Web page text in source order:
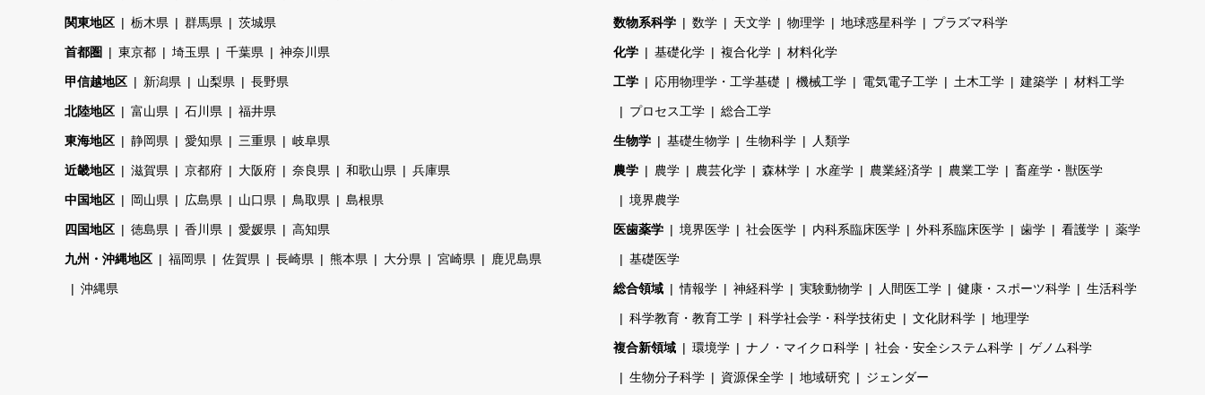
関東地区 栃木県 群馬県 茨城県
首都圏 東京都 埼玉県 千葉県 神奈川県
甲信越地区 新潟県 山梨県 長野県
北陸地区 富山県 石川県 福井県
東海地区 静岡県 愛知県 三重県 岐阜県
近畿地区 滋賀県 京都府 大阪府 奈良県 和歌山県 兵庫県
中国地区 岡山県 広島県 山口県 鳥取県 島根県
四国地区 徳島県 香川県 愛媛県 高知県
九州・沖縄地区 福岡県 佐賀県 長崎県 熊本県 大分県 宮崎県 鹿児島県
沖縄県
数物系科学 数学 天文学 物理学 地球惑星科学 プラズマ科学
化学 基礎化学 複合化学 材料化学
工学 応用物理学・工学基礎 機械工学 電気電子工学 土木工学 建築学 材料工学
プロセス工学 総合工学
生物学 基礎生物学 生物科学 人類学
農学 農学 農芸化学 森林学 水産学 農業経済学 農業工学 畜産学・獣医学
境界農学
医歯薬学 境界医学 社会医学 内科系臨床医学 外科系臨床医学 歯学 看護学 薬学
基礎医学
総合領域 情報学 神経科学 実験動物学 人間医工学 健康・スポーツ科学 生活科学
科学教育・教育工学 科学社会学・科学技術史 文化財科学 地理学
複合新領域 環境学 ナノ・マイクロ科学 社会・安全システム科学 ゲノム科学
生物分子科学 資源保全学 地域研究 ジェンダー